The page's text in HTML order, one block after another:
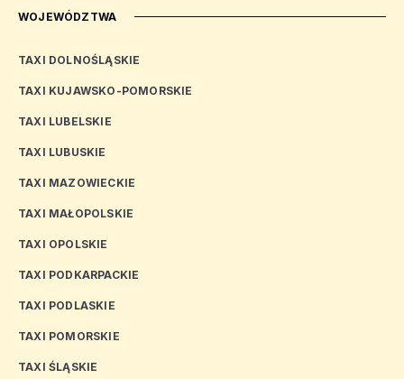
WOJEWÓDZTWA
TAXI DOLNOŚLĄSKIE
TAXI KUJAWSKO-POMORSKIE
TAXI LUBELSKIE
TAXI LUBUSKIE
TAXI MAZOWIECKIE
TAXI MAŁOPOLSKIE
TAXI OPOLSKIE
TAXI PODKARPACKIE
TAXI PODLASKIE
TAXI POMORSKIE
TAXI ŚLĄSKIE